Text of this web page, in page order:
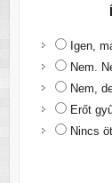
Igen,
Nem.
Nem,
Erőt
Nincs